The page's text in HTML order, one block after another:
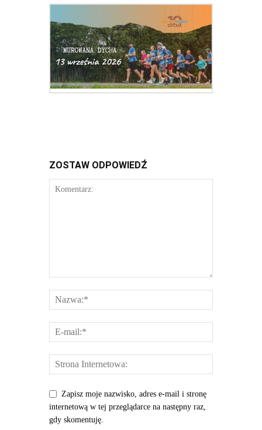
ZOSTAW ODPOWIEDŹ
Zapisz moje nazwisko, adres e-mail i stronę
internetową w tej przeglądarce na następny raz,
gdy skomentuję.